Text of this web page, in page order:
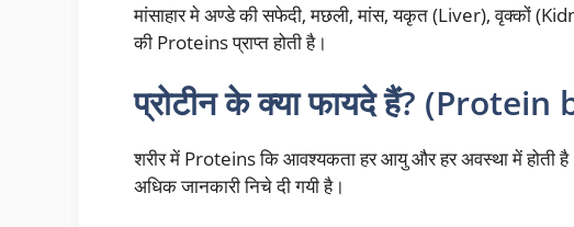
मांसाहार मे अण्डे की सफेदी, मछली, मांस, यकृत (Liver), वृक्कों
की Proteins प्राप्त होती है।
प्रोटीन के क्या फायदे हैं?
शरीर में Proteins कि आवश्यकता हर आयु और हर अवस्था में
अधिक जानकारी निचे दी गयी है।